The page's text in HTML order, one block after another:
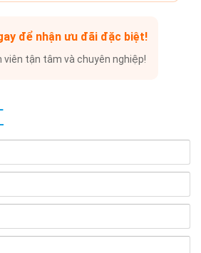
để nhận ưu đãi đặc biệt!
viên tận tâm và chuyên nghiệp!